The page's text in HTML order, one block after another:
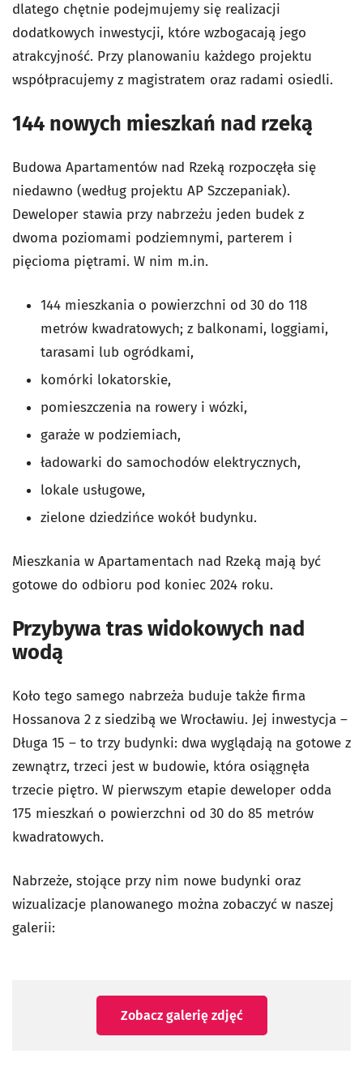
dlatego chętnie podejmujemy się realizacji
dodatkowych inwestycji, które wzbogacają jego
atrakcyjność. Przy planowaniu każdego projektu
współpracujemy z magistratem oraz radami osiedli.
144 nowych mieszkań nad rzeką
Budowa Apartamentów nad Rzeką rozpoczęła się
niedawno (według projektu AP Szczepaniak).
Deweloper stawia przy nabrzeżu jeden budek z
dwoma poziomami podziemnymi, parterem i
pięcioma piętrami. W nim m.in.
144 mieszkania o powierzchni od 30 do 118
metrów kwadratowych; z balkonami, loggiami,
tarasami lub ogródkami,
komórki lokatorskie,
pomieszczenia na rowery i wózki,
garaże w podziemiach,
ładowarki do samochodów elektrycznych,
lokale usługowe,
zielone dziedzińce wokół budynku.
Mieszkania w Apartamentach nad Rzeką mają być
gotowe do odbioru pod koniec 2024 roku.
Przybywa tras widokowych nad
wodą
Koło tego samego nabrzeża buduje także firma
Hossanova 2 z siedzibą we Wrocławiu. Jej inwestycja –
Długa 15 – to trzy budynki: dwa wyglądają na gotowe z
zewnątrz, trzeci jest w budowie, która osiągnęła
trzecie piętro. W pierwszym etapie deweloper odda
175 mieszkań o powierzchni od 30 do 85 metrów
kwadratowych.
Nabrzeże, stojące przy nim nowe budynki oraz
wizualizacje planowanego można zobaczyć w naszej
galerii:
Zobacz galerię zdjęć